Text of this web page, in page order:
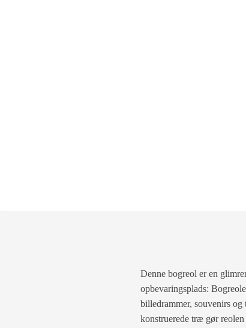
Denne bogreol er en
opbevaringsplads:
billedrammer, souvenirs
konstruerede træ gør